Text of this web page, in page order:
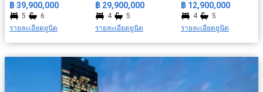
฿ 39,900,000
5
6
รายละเอียดยูนิต
฿ 29,900,000
4
5
รายละเอียดยูนิต
฿ 12,900,000
4
5
รายละเอียดยูนิต